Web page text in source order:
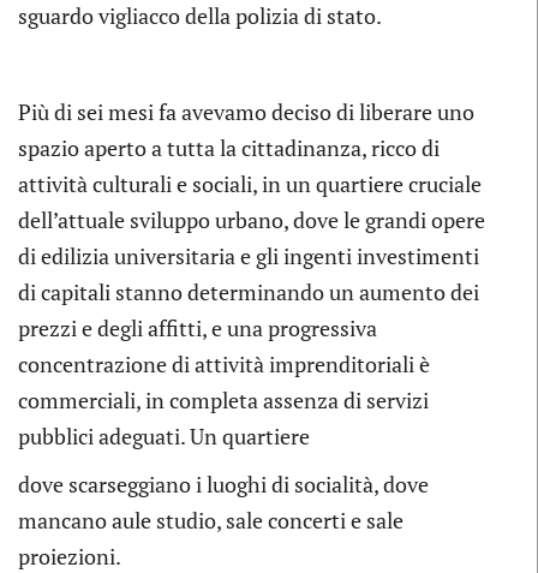
sguardo vigliacco della polizia di stato.
Più di sei mesi fa avevamo deciso di liberare uno
spazio aperto a tutta la cittadinanza, ricco di
attività culturali e sociali, in un quartiere cruciale
dell’attuale sviluppo urbano, dove le grandi opere
di edilizia universitaria e gli ingenti investimenti
di capitali stanno determinando un aumento dei
prezzi e degli affitti, e una progressiva
concentrazione di attività imprenditoriali è
commerciali, in completa assenza di servizi
pubblici adeguati. Un quartiere
dove scarseggiano i luoghi di socialità, dove
mancano aule studio, sale concerti e sale
proiezioni.